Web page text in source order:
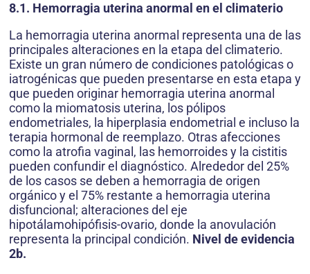
8.1. Hemorragia uterina anormal en el climaterio
La hemorragia uterina anormal representa una de las
principales alteraciones en la etapa del climaterio.
Existe un gran número de condiciones patológicas o
iatrogénicas que pueden presentarse en esta etapa y
que pueden originar hemorragia uterina anormal
como la miomatosis uterina, los pólipos
endometriales, la hiperplasia endometrial e incluso la
terapia hormonal de reemplazo. Otras afecciones
como la atrofia vaginal, las hemorroides y la cistitis
pueden confundir el diagnóstico. Alrededor del 25%
de los casos se deben a hemorragia de origen
orgánico y el 75% restante a hemorragia uterina
disfuncional; alteraciones del eje
hipotálamohipófisis-ovario, donde la anovulación
representa la principal condición. Nivel de evidencia
2b.